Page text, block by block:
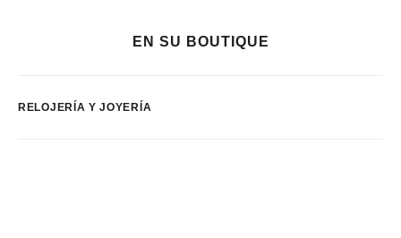
EN SU BOUTIQUE
RELOJERÍA Y JOYERÍA